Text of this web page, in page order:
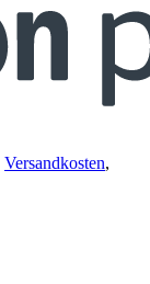
Versandkosten,